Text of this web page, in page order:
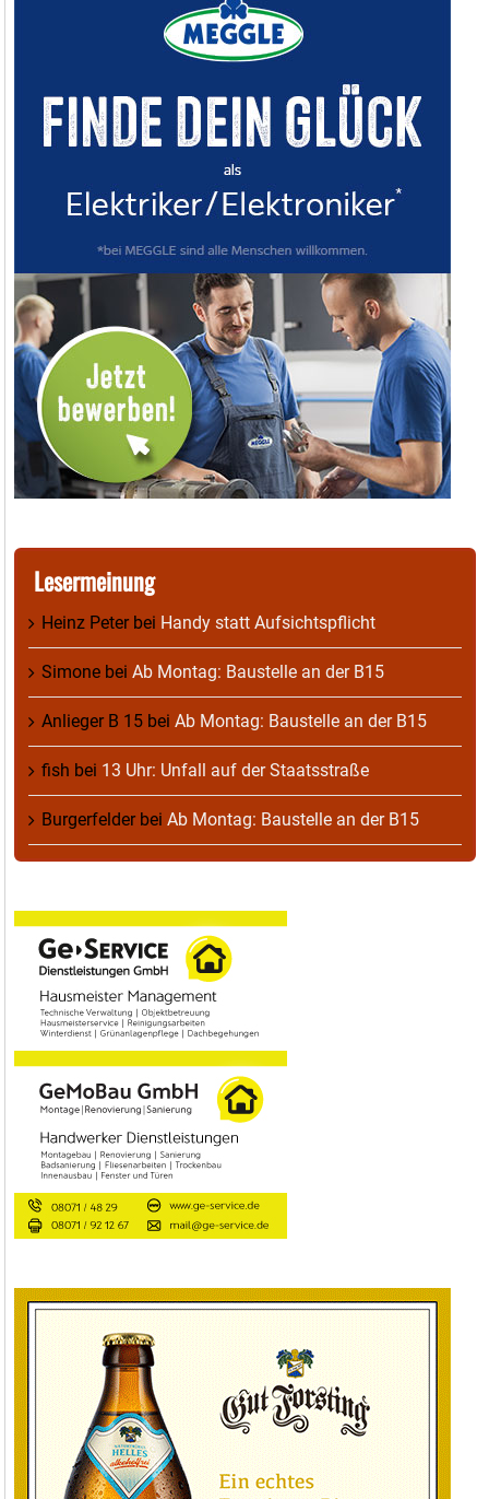
Lesermeinung
Heinz Peterbei Handy statt Aufsichtspflicht
Simone bei Ab Montag: Baustelle an der B15
Anlieger B 15 bei Ab Montag: Baustelle an der B15
fish bei 13 Uhr: Unfall auf der Staatsstraße
Burgerfelderbei Ab Montag: Baustelle an der B15